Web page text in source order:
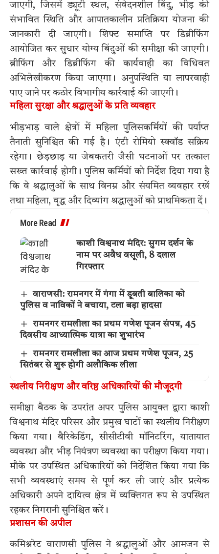
जाएगी, जिसमें ड्यूटी स्थल, संवेदनशील बिंदु, भीड़ की
संभावित स्थिति और आपातकालीन प्रतिक्रिया योजना की
जानकारी दी जाएगी। शिफ्ट समाप्ति पर डिब्रीफिंग
आयोजित कर सुधार योग्य बिंदुओं की समीक्षा की जाएगी।
ब्रीफिंग और डिब्रीफिंग की कार्यवाही का विधिवत
अभिलेखीकरण किया जाएगा। अनुपस्थिति या लापरवाही
पाए जाने पर कठोर विभागीय कार्रवाई की जाएगी।
महिला सुरक्षा और श्रद्धालुओं के प्रति व्यवहार
भीड़भाड़ वाले क्षेत्रों में महिला पुलिसकर्मियों की पर्याप्त
तैनाती सुनिश्चित की गई है। एंटी रोमियो स्क्वॉड सक्रिय
रहेगा। छेड़छाड़ या जेबकतरी जैसी घटनाओं पर तत्काल
सख्त कार्रवाई होगी। पुलिस कर्मियों को निर्देश दिया गया है
कि वे श्रद्धालुओं के साथ विनम्र और संयमित व्यवहार रखें
तथा महिला, वृद्ध और दिव्यांग श्रद्धालुओं को प्राथमिकता दें।
More Read
काशी विश्वनाथ मंदिर: सुगम दर्शन के
नाम पर अवैध वसूली, 8 दलाल
गिरफ्तार
वाराणसी: रामनगर में गंगा में डूबती बालिका को
पुलिस व नाविकों ने बचाया, टला बड़ा हादसा
रामनगर रामलीला का प्रथम गणेश पूजन संपन्न, 45
दिवसीय आध्यात्मिक यात्रा का शुभारंभ
रामनगर रामलीला का आज प्रथम गणेश पूजन, 25
सितंबर से शुरू होगी अलौकिक लीला
स्थलीय निरीक्षण और वरिष्ठ अधिकारियों की मौजूदगी
समीक्षा बैठक के उपरांत अपर पुलिस आयुक्त द्वारा काशी
विश्वनाथ मंदिर परिसर और प्रमुख घाटों का स्थलीय निरीक्षण
किया गया। बैरिकेडिंग, सीसीटीवी मॉनिटरिंग, यातायात
व्यवस्था और भीड़ नियंत्रण व्यवस्था का परीक्षण किया गया।
मौके पर उपस्थित अधिकारियों को निर्देशित किया गया कि
सभी व्यवस्थाएं समय से पूर्ण कर ली जाएं और प्रत्येक
अधिकारी अपने दायित्व क्षेत्र में व्यक्तिगत रूप से उपस्थित
रहकर निगरानी सुनिश्चित करें।
प्रशासन की अपील
कमिश्नरेट वाराणसी पुलिस ने श्रद्धालुओं और आमजन से